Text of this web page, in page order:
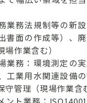
業務法規制等の新設
書面の作成等）、
場作業含む）
業務：環境測定の
工業用水関連設備
守管理（現場作業含